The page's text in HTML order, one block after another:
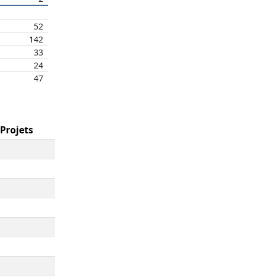
52
142
33
24
47
Projets